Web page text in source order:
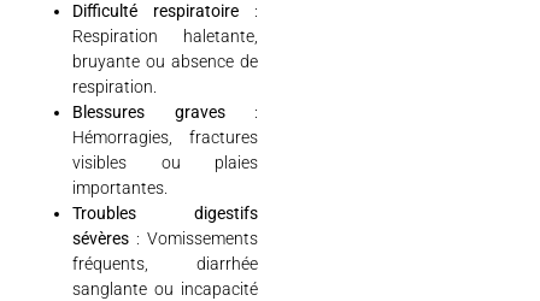
Difficulté respiratoire :
Respiration haletante,
bruyante ou absence de
respiration.
Blessures graves:
Hémorragies, fractures
visibles ou plaies
importantes.
Troubles digestifs
sévères : Vomissements
fréquents, diarrhée
sanglante ou incapacité